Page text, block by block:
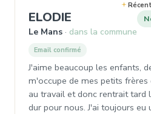
Récent
ELODIE , Nounou à
Le Mans dans la commune
Email confirmé
J'aime beaucoup les enfants,
m'occupe de mes petits
au travail et donc rentrait tard
dur pour nous. J'ai toujours eu